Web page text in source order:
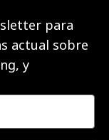
para
actual sobre
y